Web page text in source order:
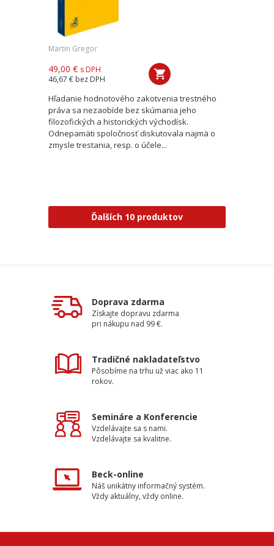
Martin Gregor
49,00 € s DPH
46,67 € bez DPH
Hľadanie hodnotového zakotvenia trestného
práva sa nezaobíde bez skúmania jeho
filozofických a historických východísk.
Odnepamäti spoločnosť diskutovala najmä o
zmysle trestania, resp. o účele...
Ďalších 10 produktov
Doprava zdarma
Získajte dopravu zdarma
pri nákupu nad 99 €.
Tradičné nakladateľstvo
Pôsobíme na trhu už viac ako 11
rokov.
Semináre a Konferencie
Vzdelávajte sa s nami.
Vzdelávajte sa kvalitne.
Beck-online
Náš unikátny informačný systém.
Vždy aktuálny, vždy online.